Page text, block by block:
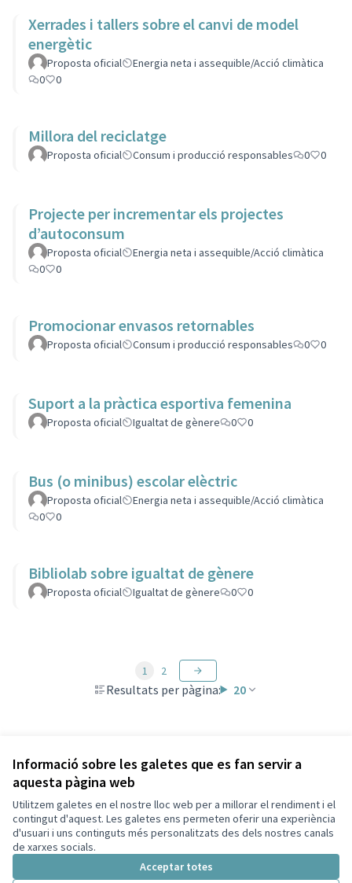
Informació sobre les galetes que es fan servir a
aquesta pàgina web
Utilitzem galetes en el nostre lloc web per a millorar el rendiment i el
contingut d'aquest. Les galetes ens permeten oferir una experiència
d'usuari i uns continguts més personalitzats des dels nostres canals
de xarxes socials.
Acceptar totes
Xerrades i tallers sobre el canvi de model
energètic
Proposta oficial
Energia neta i assequible/Acció climàtica
0
0
Millora del reciclatge
Proposta oficial Consum i producció responsables 0 0
Projecte per incrementar els projectes
d’autoconsum
Proposta oficial
Energia neta i assequible/Acció climàtica
0
0
Promocionar envasos retornables
Proposta oficial Consum i producció responsables 0 0
Suport a la pràctica esportiva femenina
Proposta oficial Igualtat de gènere 0 0
Bus (o minibus) escolar elèctric
Proposta oficial
Energia neta i assequible/Acció climàtica
0
0
Bibliolab sobre igualtat de gènere
Proposta oficial Igualtat de gènere 0 0
Resultats per pàgina: 20
1 2
Veure totes les propostes retirades
Termes i condicions d'ús
Configuració de les galetes
Decidim Sant Cugat a X
(Enllaç extern)
Decidim Sant Cugat a Facebook
Decidim Sant Cugat a Instagram
Decidim Sant Cugat a GitHub
(Enllaç extern)